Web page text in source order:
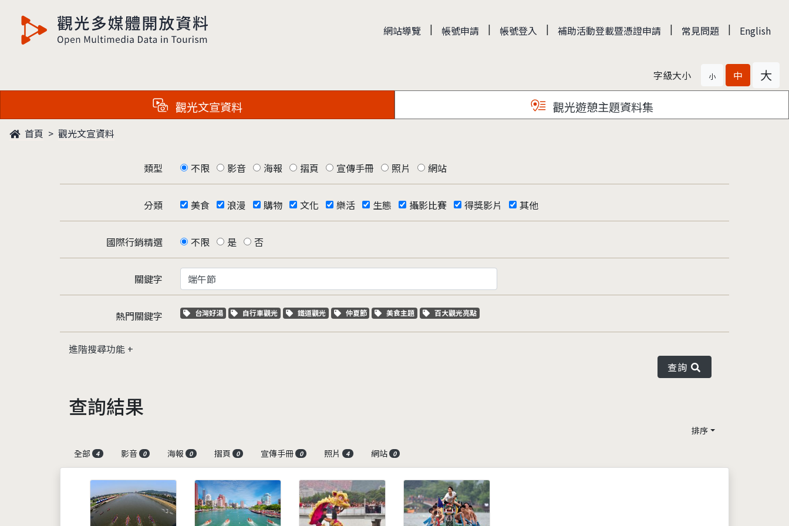
觀光多媒體開放資料 網站導覽 | 帳號申請 | 帳號登入 | 補助活動登載暨憑證申請 | 常見問題 | English
字級大小 小 中 大
觀光文宣資料 觀光遊憩主題資料集
首頁 觀光文宣資料
類型 不限 影音 海報 摺頁 宣傳手冊 照片 網站
分類 美食 浪漫 購物 文化 樂活 生態 攝影比賽 得獎影片 其他
國際行銷精選 不限 是 否
關鍵字
熱門關鍵字 關鍵字標籤
台灣好湯 關鍵字標籤
自行車觀光 關鍵字標籤
鐵道觀光 關鍵字標籤
仲夏節 關鍵字標籤
美食主題 關鍵字標籤
百大觀光亮點
進階搜尋功能
查詢
查詢結果
排序
全部
4 影音 0 海報 0 摺頁 0 宣傳手冊 0 照片 4 網站 0